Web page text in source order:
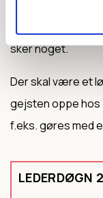
sker noget.
Der skal være et
gejsten oppe
f.eks. gøres med
LEDERDØGN